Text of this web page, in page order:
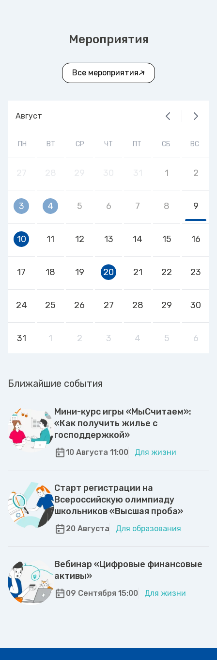
Мероприятия
Все мероприятия
Август
ПН ВТ СР ЧТ ПТ СБ ВС
1 2
3 4 5 6 7 8 9
10 11 12 13 14 15 16
17 18 19 20 21 22 23
24 25 26 27 28 29 30
31 1 2 3 4 5 6
Ближайшие события
Мини-курс игры «МыСчитаем»:
«Как получить жилье с
господдержкой»
10 Августа 11:00 Для жизни
Старт регистрации на
Всероссийскую олимпиаду
школьников «Высшая проба»
20 Августа Для образования
Вебинар «Цифровые финансовые
активы»
09 Сентября 15:00 Для жизни